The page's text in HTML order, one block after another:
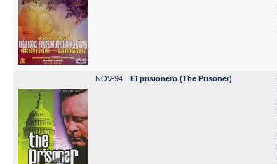
NOV-94 El prisionero (The Prisoner)